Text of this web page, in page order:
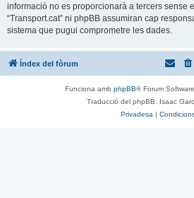
informació no es proporcionarà a tercers sense
“Transport.cat” ni phpBB assumiran cap
sistema que pugui comprometre les dades.
Índex del fòrum
Funciona amb phpBB® Forum
Traducció del phpBB: Isaac
Privadesa |